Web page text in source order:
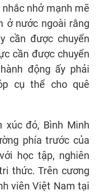
nhở mạnh mẽ
ở nước ngoài rằng
cần được chuyển
cần được chuyển
động ấy phải
cụ thể cho quê
xúc đó, Bình Minh
phía trước của
học tập, nghiên
thức. Trên cương
viên Việt Nam tại